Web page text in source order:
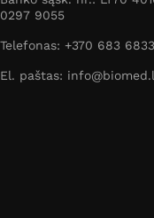
0297 9055
Telefonas: +370 683
El. paštas: